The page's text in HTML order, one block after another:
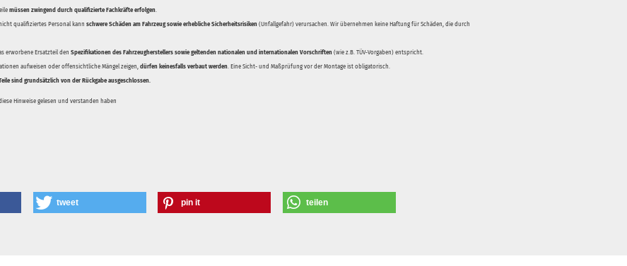
müssen zwingend durch qualifizierte Fachkräfte erfolgen.
qualifiziertes Personal kann schwere Schäden am Fahrzeug sowie erhebliche Sicherheitsrisiken (Unfallgefahr) verursachen. Wir übernehmen keine Haftung für Schäden, die durch
erworbene Ersatzteil den Spezifikationen des Fahrzeugherstellers sowie geltenden nationalen und internationalen Vorschriften (wie z.B. TÜV-Vorgaben) entspricht.
aufweisen oder offensichtliche Mängel zeigen, dürfen keinesfalls verbaut werden. Eine Sicht- und Maßprüfung vor der Montage ist obligatorisch.
sind grundsätzlich von der Rückgabe ausgeschlossen.
Hinweise gelesen und verstanden haben
tweet pin it teilen